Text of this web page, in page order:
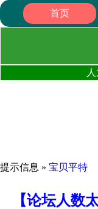
首页
提示信息 » 宝贝平特
【论坛人数